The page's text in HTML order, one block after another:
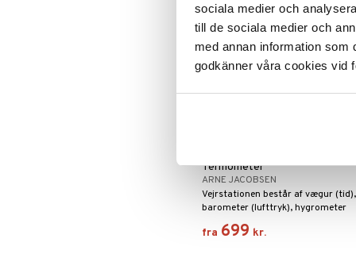
sociala medier och
till de sociala medier och
med annan information som
godkänner våra cookies vid
Termometer
ARNE JACOBSEN
Vejrstationen består af vægur (tid),
barometer (lufttryk), hygrometer
(luftfugtighed) og termometer
(temperatur).
fra 699 kr.